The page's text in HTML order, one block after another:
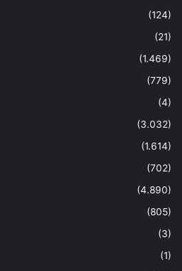
(124)
(21)
(1.469)
(779)
(4)
(3.032)
(1.614)
(702)
(4.890)
(805)
(3)
(1)